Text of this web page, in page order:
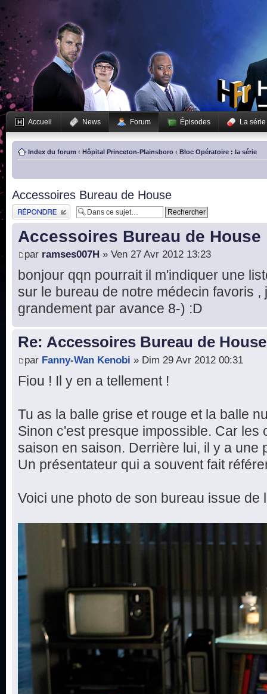
Accueil News Forum Épisodes La série
Index du forum ‹ Hôpital Princeton-Plainsboro ‹ Bloc Opératoire : la série
Accessoires Bureau de House
Publier une réponse
Accessoires Bureau de House
par ramses007H » Ven 27 Avr 2012 13:23
bonjour qqn pourrait il m'indiquer une
sur le bureau de notre médecin favoris ,
grandement par avance 8-) :D
Re: Accessoires Bureau de House
par Fanny-Wan Kenobi » Dim 29 Avr 2012 00:31
Fiou ! Il y en a tellement !
Tu as la balle grise et rouge et la balle
Sinon c'est presque impossible. Car les
saison en saison. Derrière lui, il y a une
Un présentateur qui a souvent fait
Voici une photo de son bureau issue de